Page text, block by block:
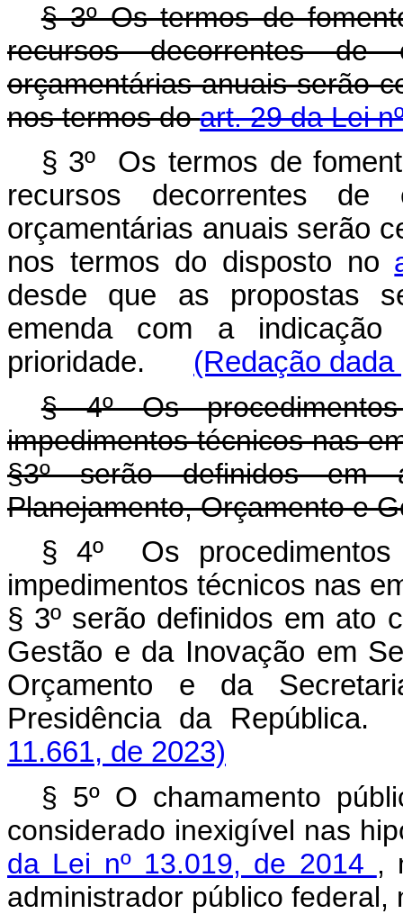
§ 3º Os termos de
recursos decorrentes de
orçamentárias anuais serão
nos termos doart. 29 da Lei
§ 3º Os termos de
recursos decorrentes de
orçamentárias anuais serão
nos termos do disposto no
desde que as propostas
emenda com a
prioridade. (Redação dada
§ 4º Os
impedimentos técnicos nas
§3º serão definidos
Planejamento, Orçamento e
§ 4º Os
impedimentos técnicos nas
§ 3º serão definidos em ato
Gestão e da Inovação em
Orçamento e da
Presidência da República.
11.661, de 2023)
§ 5º O chamamento
considerado inexigível nas
da Lei nº 13.019, de 2014 ,
administrador público